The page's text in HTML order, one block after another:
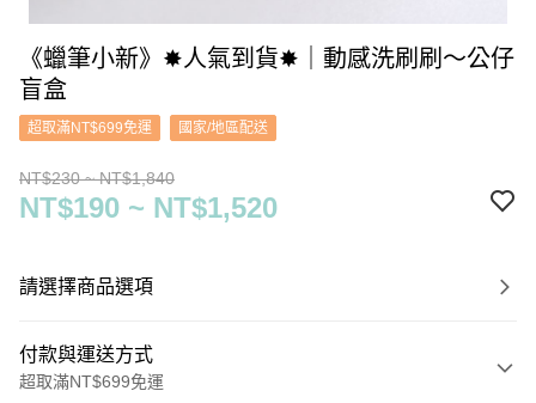
《蠟筆小新》✸人氣到貨✸｜動感洗刷刷～公仔
盲盒
超取滿NT$699免運 國家/地區配送
NT$230 ~ NT$1,840
NT$190 ~ NT$1,520
請選擇商品選項
付款與運送方式
超取滿NT$699免運